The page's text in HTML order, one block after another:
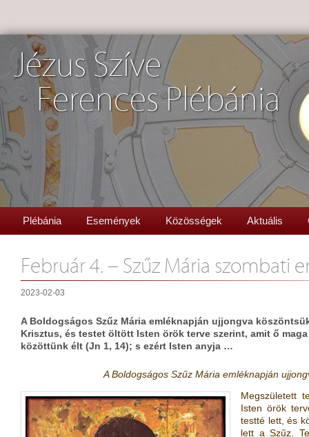
Jézus Szíve
Ferences Plébánia
Plébánia Események Közösségek Aktuális
Február 4. – Szűz Mária szombati
2023-02-03
A Boldogságos Szűz Mária emléknapján ujjongva
Krisztus, és testet öltött Isten örök terve szerint, amit ő
közöttünk élt (Jn 1, 14); s ezért Isten anyja …
A Boldogságos Szűz Mária emléknapján
Megszületett
Isten örök
testté lett, és
lett a Szűz.